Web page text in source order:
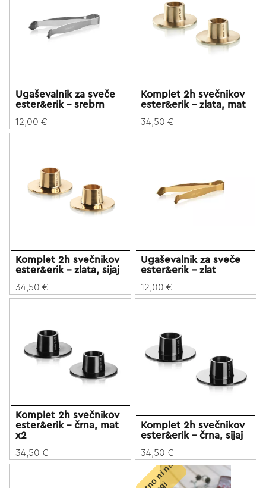
Ugaševalnik za sveče
ester&erik - srebrn
12,00 €
Komplet 2h svečnikov
ester&erik - zlata, mat
34,50 €
Komplet 2h svečnikov
ester&erik - zlata, sijaj
34,50 €
Ugaševalnik za sveče
ester&erik - zlat
12,00 €
Komplet 2h svečnikov
ester&erik - črna, mat
x2
34,50 €
Komplet 2h svečnikov
ester&erik - črna, sijaj
34,50 €